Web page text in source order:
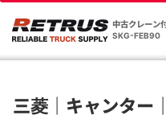
中古クレーン
SKG-FEB90
三菱｜キャンター